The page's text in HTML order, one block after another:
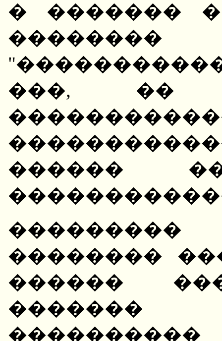
� �������
���, ��
������
���������
��������
������
����������